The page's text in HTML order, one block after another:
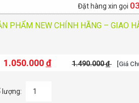
Đặt hàng xin gọi
PHẨM NEW CHÍNH HÃNG – GIAO
1.050.000đ 1.490.000đ [Giá
lượng: